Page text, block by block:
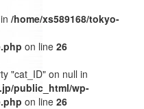
/home/xs589168/tokyo-
on line 26
"cat_ID" on null in
public_html/wp-
on line 26